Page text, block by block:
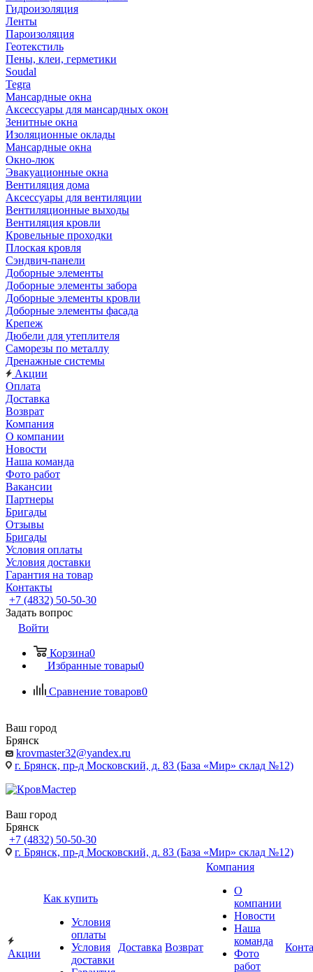
Гидроизоляция
Ленты
Пароизоляция
Геотекстиль
Пены, клеи, герметики
Soudal
Tegra
Мансардные окна
Аксессуары для мансардных окон
Зенитные окна
Изоляционные оклады
Мансардные окна
Окно-люк
Эвакуационные окна
Вентиляция дома
Аксессуары для вентиляции
Вентиляционные выходы
Вентиляция кровли
Кровельные проходки
Плоская кровля
Сэндвич-панели
Доборные элементы
Доборные элементы забора
Доборные элементы кровли
Доборные элементы фасада
Крепеж
Дюбели для утеплителя
Саморезы по металлу
Дренажные системы
Акции
Оплата
Доставка
Возврат
Компания
О компании
Новости
Наша команда
Фото работ
Вакансии
Партнеры
Бригады
Отзывы
Бригады
Условия оплаты
Условия доставки
Гарантия на товар
Контакты
+7 (4832) 50-50-30
Задать вопрос
Войти
Корзина0
Избранные товары0
Сравнение товаров0
Ваш город
Брянск
krovmaster32@yandex.ru
г. Брянск, пр-д Московский, д. 83 (База «Мир» склад №12)
Ваш город
Брянск
+7 (4832) 50-50-30
г. Брянск, пр-д Московский, д. 83 (База «Мир» склад №12)
Акции
Как купить
Условия
оплаты
Условия
доставки
Доставка Возврат
Компания
О
компании
Новости
Наша
команда
Фото
работ